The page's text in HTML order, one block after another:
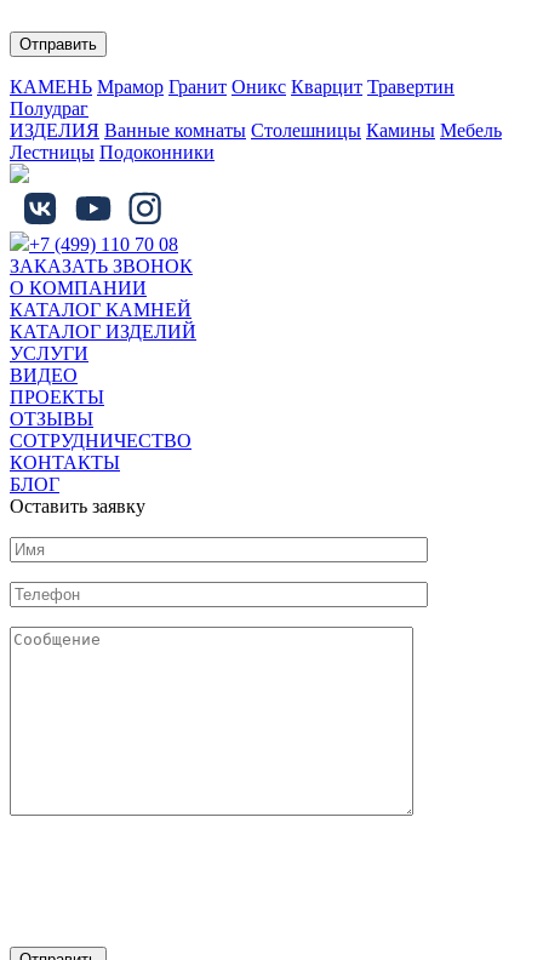
КАМЕНЬ Мрамор Гранит Оникс Кварцит Травертин
Полудраг
ИЗДЕЛИЯ Ванные комнаты Столешницы Камины Мебель
Лестницы Подоконники
+7 (499) 110 70 08
ЗАКАЗАТЬ ЗВОНОК
О КОМПАНИИ
КАТАЛОГ КАМНЕЙ
КАТАЛОГ ИЗДЕЛИЙ
УСЛУГИ
ВИДЕО
ПРОЕКТЫ
ОТЗЫВЫ
СОТРУДНИЧЕСТВО
КОНТАКТЫ
БЛОГ
Оставить заявку